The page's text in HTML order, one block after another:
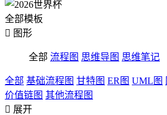
全部模板
 图形
全部 流程图 思维导图 思维笔记
全部 基础流程图 甘特图 ER图 UML图
价值链图 其他流程图
 展开